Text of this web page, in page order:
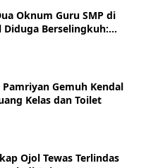
Oknum Guru SMP di
Diduga Berselingkuh:
hingga Sanksi
Pamriyan Gemuh Kendal
Kelas dan Toilet
Ojol Tewas Terlindas